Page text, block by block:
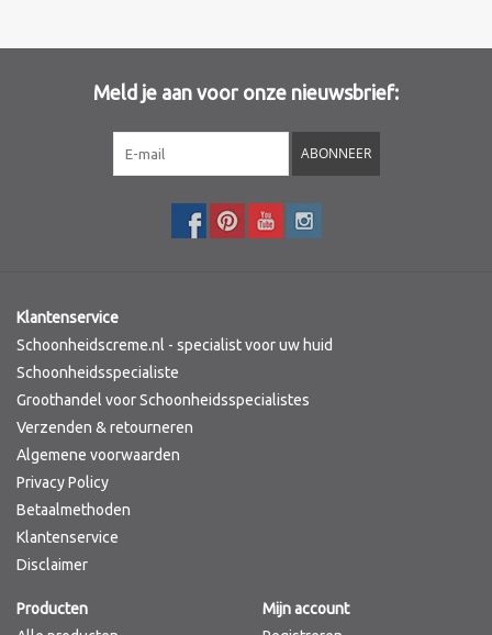
Meld je aan voor onze nieuwsbrief:
ABONNEER
Klantenservice
Schoonheidscreme.nl - specialist voor uw huid
Schoonheidsspecialiste
Groothandel voor Schoonheidsspecialistes
Verzenden & retourneren
Algemene voorwaarden
Privacy Policy
Betaalmethoden
Klantenservice
Disclaimer
Producten
Mijn account